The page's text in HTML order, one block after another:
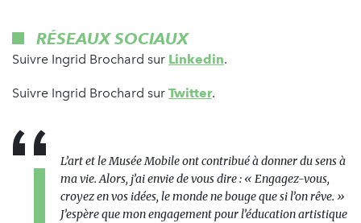
RÉSEAUX SOCIAUX
Suivre Ingrid Brochard sur Linkedin.
Suivre Ingrid Brochard sur Twitter.
L’art et le Musée Mobile ont contribué à donner du sens à
ma vie. Alors, j’ai envie de vous dire : « Engagez-vous,
croyez en vos idées, le monde ne bouge que si l’on rêve. »
J’espère que mon engagement pour l’éducation artistique